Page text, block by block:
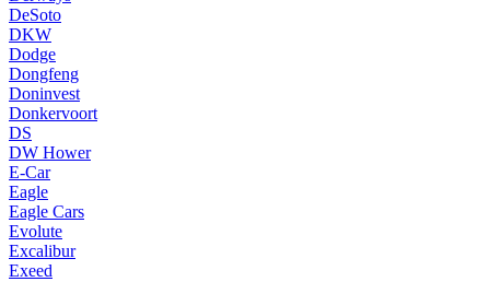
DeSoto
DKW
Dodge
Dongfeng
Doninvest
Donkervoort
DS
DW Hower
E-Car
Eagle
Eagle Cars
Evolute
Excalibur
Exeed